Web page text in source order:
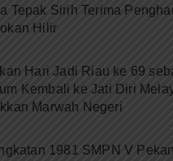
Tepak Sirih Terima
Hilir
Hari Jadi Riau ke 69
Kembali ke Jati Diri
Marwah Negeri
1981 SMPN V